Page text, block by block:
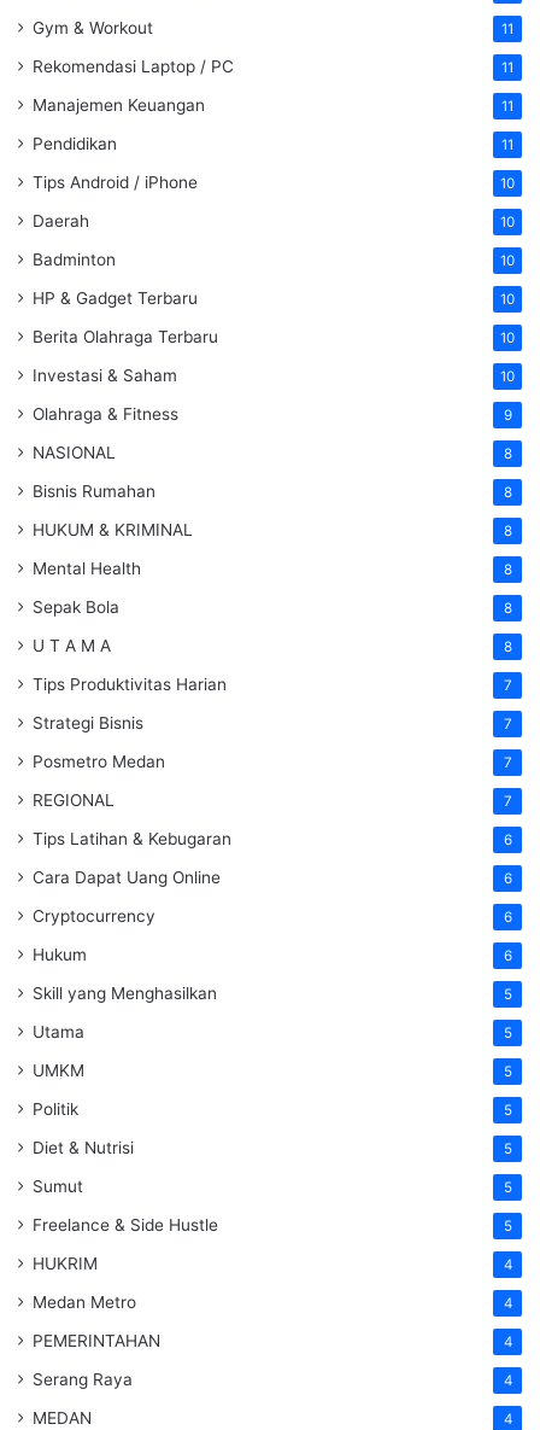
Gym & Workout 11
Rekomendasi Laptop / PC 11
Manajemen Keuangan 11
Pendidikan 11
Tips Android / iPhone 10
Daerah 10
Badminton 10
HP & Gadget Terbaru 10
Berita Olahraga Terbaru 10
Investasi & Saham 10
Olahraga & Fitness 9
NASIONAL 8
Bisnis Rumahan 8
HUKUM & KRIMINAL 8
Mental Health 8
Sepak Bola 8
U T A M A 8
Tips Produktivitas Harian 7
Strategi Bisnis 7
Posmetro Medan 7
REGIONAL 7
Tips Latihan & Kebugaran 6
Cara Dapat Uang Online 6
Cryptocurrency 6
Hukum 6
Skill yang Menghasilkan 5
Utama 5
UMKM 5
Politik 5
Diet & Nutrisi 5
Sumut 5
Freelance & Side Hustle 5
HUKRIM 4
Medan Metro 4
PEMERINTAHAN 4
Serang Raya 4
MEDAN 4